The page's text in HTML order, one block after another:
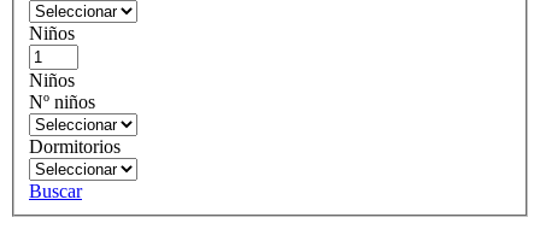
Niños
Niños
Nº niños
Dormitorios
Buscar